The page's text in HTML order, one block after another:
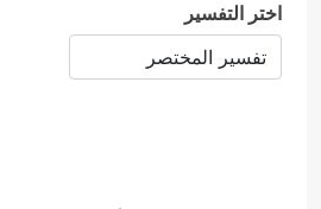
اختر التفسير